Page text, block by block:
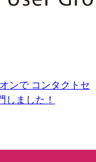
ンで コンタクトセ
ました！